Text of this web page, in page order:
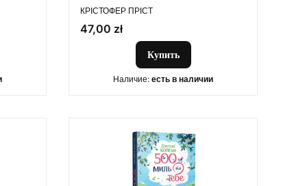
ПРОИЗВОДИТЕЛЬ
КРІСТОФЕР ПРІСТ
Цена
47,00 zł
Купить
Наличие: есть в наличии